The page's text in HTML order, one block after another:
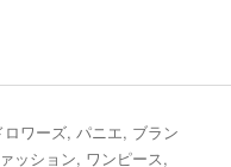
ロワーズ,パニエ, ブラン
ッション, ワンピース,